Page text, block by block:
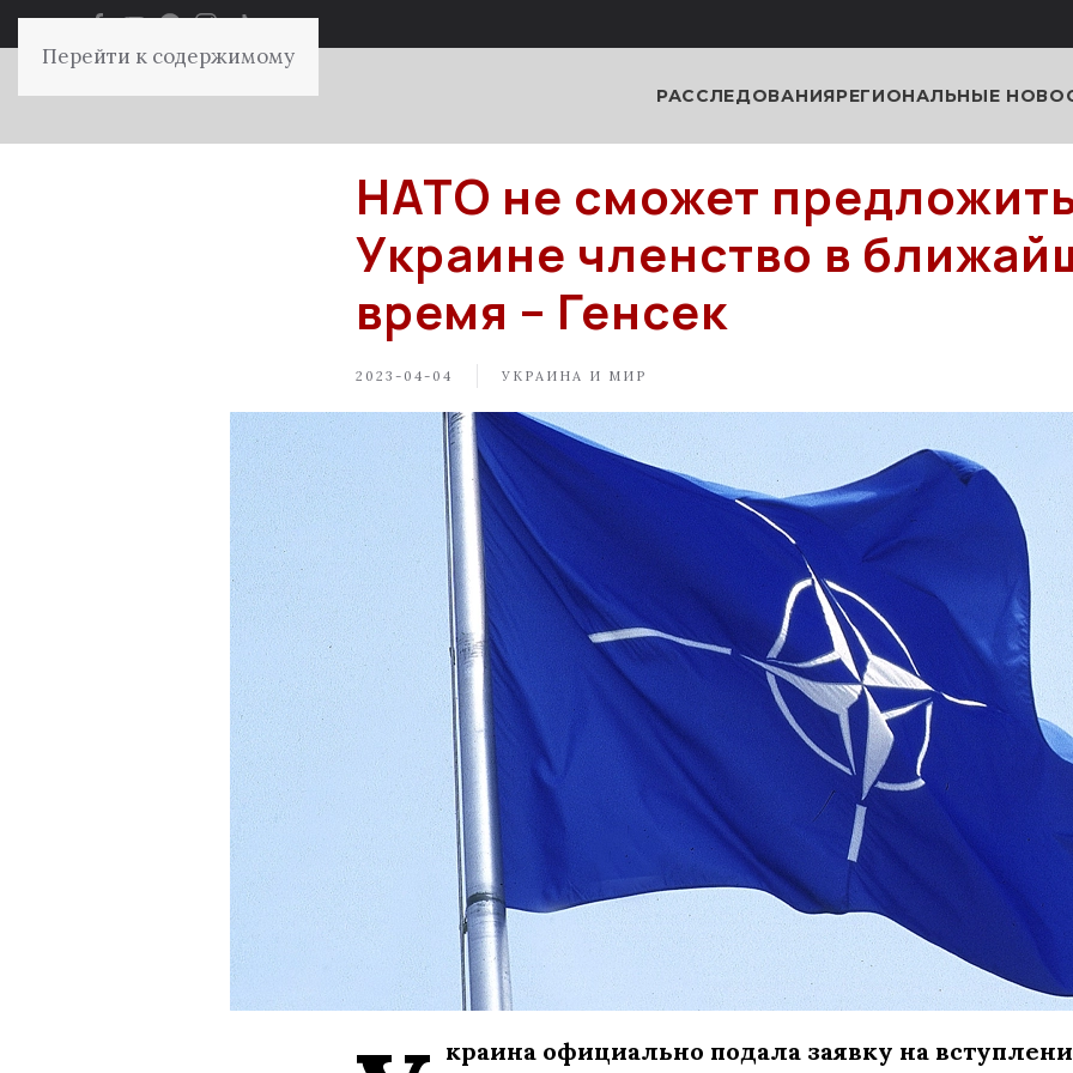
Перейти к содержимому
РАССЛЕДОВАНИЯРЕГИОНАЛЬНЫЕ
НАТО не сможет
Украине членство в
время – Генсек
2023-04-04 УКРАИНА И МИР
краина официально подала заявку на